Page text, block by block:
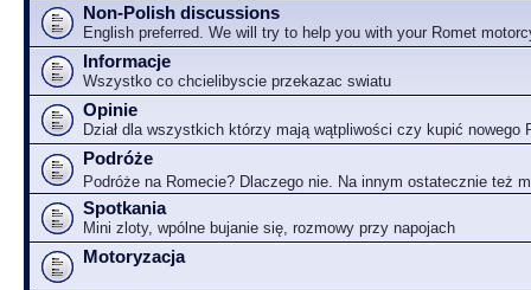
Non-Polish discussions
English preferred. We will try to help you with your Romet
Informacje
Wszystko co chcielibyscie przekazac swiatu
Opinie
Dział dla wszystkich którzy mają wątpliwości czy kupić nowego
Podróże
Podróże na Romecie? Dlaczego nie. Na innym ostatecznie też
Spotkania
Mini zloty, wpólne bujanie się, rozmowy przy napojach
Motoryzacja